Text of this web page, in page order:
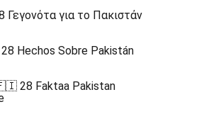
για το Πακιστάν
Hechos Sobre Pakistán
28 Faktaa Pakistan